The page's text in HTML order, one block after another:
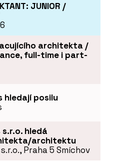
JUNIOR /
architekta /
full-time i part-
hledají posilu
hledá
architektu
Praha 5 Smíchov